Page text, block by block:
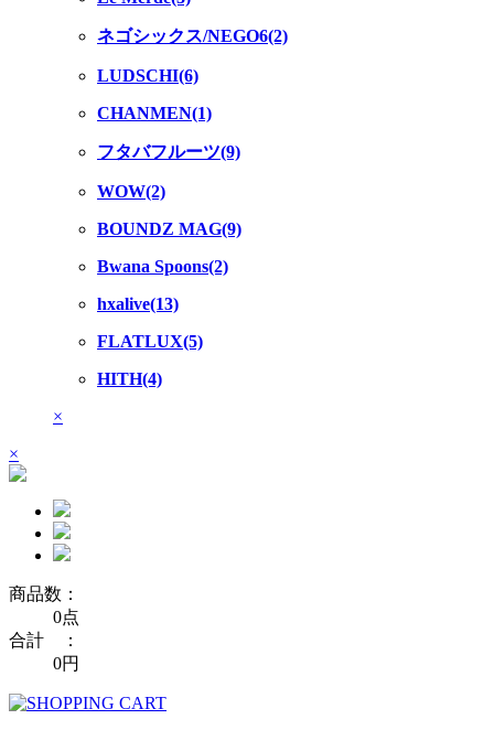
ネゴシックス/NEGO6(2)
LUDSCHI(6)
CHANMEN(1)
フタバフルーツ(9)
WOW(2)
BOUNDZ MAG(9)
Bwana Spoons(2)
hxalive(13)
FLATLUX(5)
HITH(4)
×
×
商品数：
0点
合計 ：
0円